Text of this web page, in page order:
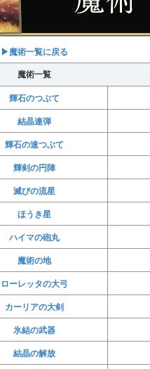
▶︎魔術一覧に戻る
魔術一覧
輝石のつぶて
結晶連弾
輝石の速つぶて
輝剣の円陣
滅びの流星
ほうき星
ハイマの砲丸
魔術の地
ローレッタの大弓
カーリアの大剣
氷結の武器
結晶の解放